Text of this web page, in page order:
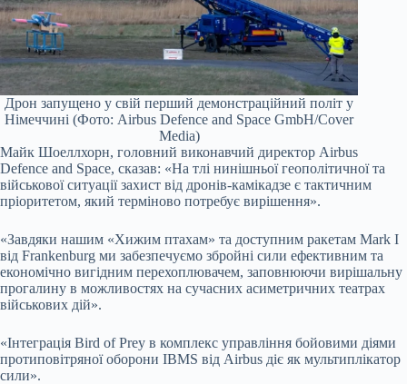
Дрон запущено у свій перший демонстраційний політ у
Німеччині (Фото: Airbus Defence and Space GmbH/Cover
Media)
Майк Шоеллхорн, головний виконавчий директор Airbus
Defence and Space, сказав: «На тлі нинішньої геополітичної та
військової ситуації захист від дронів-камікадзе є тактичним
пріоритетом, який терміново потребує вирішення».
«Завдяки нашим «Хижим птахам» та доступним ракетам Mark I
від Frankenburg ми забезпечуємо збройні сили ефективним та
економічно вигідним перехоплювачем, заповнюючи вирішальну
прогалину в можливостях на сучасних асиметричних театрах
військових дій».
«Інтеграція Bird of Prey в комплекс управління бойовими діями
протиповітряної оборони IBMS від Airbus діє як мультиплікатор
сили».